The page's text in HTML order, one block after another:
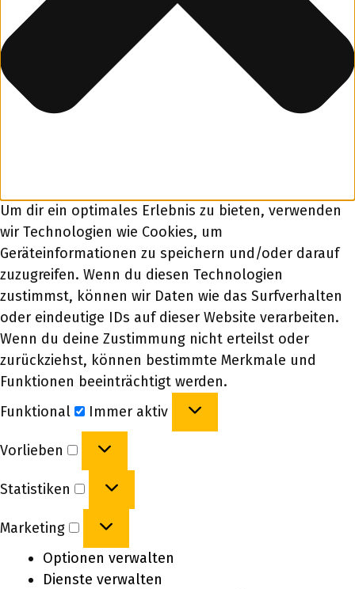
Um dir ein optimales Erlebnis zu bieten, verwenden
wir Technologien wie Cookies, um
Geräteinformationen zu speichern und/oder darauf
zuzugreifen. Wenn du diesen Technologien
zustimmst, können wir Daten wie das Surfverhalten
oder eindeutige IDs auf dieser Website verarbeiten.
Wenn du deine Zustimmung nicht erteilst oder
zurückziehst, können bestimmte Merkmale und
Funktionen beeinträchtigt werden.
Funktional
Funktional
Immer aktiv
Vorlieben
Vorlieben
Statistiken
Statistiken
Marketing
Marketing
Optionen verwalten
Dienste verwalten